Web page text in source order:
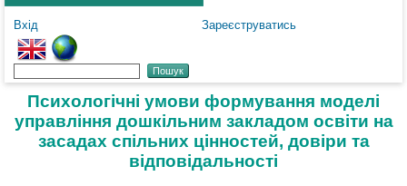
Вхід Зареєструватись
Психологічні умови формування моделі
управління дошкільним закладом освіти на
засадах спільних цінностей, довіри та
відповідальності